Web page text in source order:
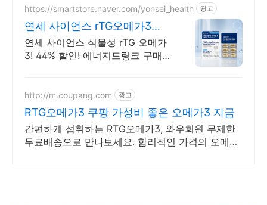
https://smartstore.naver.com/yonsei_health 광고
연세 사이언스 rTG오메가3
8/3~8/9 에너지충전
연세 사이언스 식물성 rTG 오메가
3! 44% 할인! 에너지드링크 구매
http://m.coupang.com 광고
RTG오메가3 쿠팡 가성비 좋은 오메가3 지금
간편하게 섭취하는 RTG오메가3, 와우회원 무제한
무료배송으로 만나보세요. 합리적인 가격의 오메가